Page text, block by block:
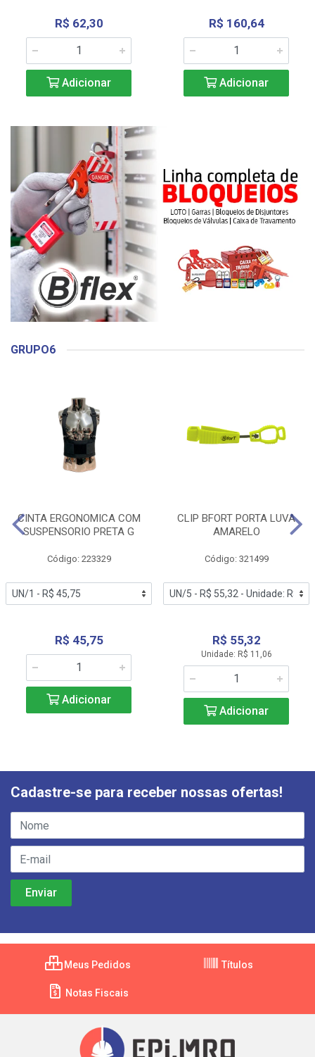
R$ 62,30
Adicionar
R$ 160,64
Adicionar
GRUPO6
CINTA ERGONOMICA COM
SUSPENSORIO PRETA G
Código: 223329
R$ 45,75
Adicionar
CLIP BFORT PORTA LUVA
AMARELO
Código: 321499
R$ 55,32
Unidade: R$ 11,06
Adicionar
Cadastre-se para receber nossas ofertas!
Meus Pedidos Títulos
Notas Fiscais